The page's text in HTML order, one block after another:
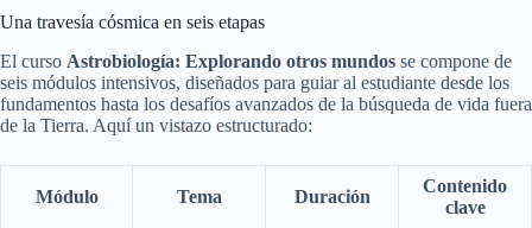
Una travesía cósmica en seis etapas
El curso Astrobiología: Explorando otros mundos se compone de
seis módulos intensivos, diseñados para guiar al estudiante desde los
fundamentos hasta los desafíos avanzados de la búsqueda de vida fuera
de la Tierra. Aquí un vistazo estructurado:
Módulo Tema Duración
Contenido
clave